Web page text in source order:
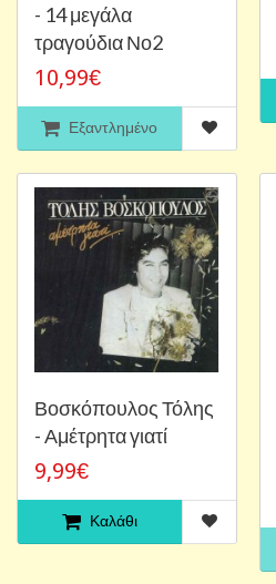
- 14 μεγάλα
τραγούδια Νο2
10,99€
Εξαντλημένο
Βοσκόπουλος Τόλης
- Αμέτρητα γιατί
9,99€
Καλάθι